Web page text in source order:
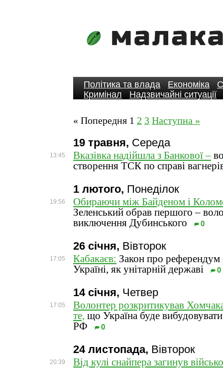
Політика та влада Економіка
Кримінал
Надзвичайні ситуації
« Попередня 1 2 3 Наступна »
19 травня, Середа
13:45 Вказівка надійшла з Банкової –
створення ТСК по справі
1 лютого, Понеділок
19:56
Обираючи між Байденом і
Зеленський обрав першого –
виключення Дубинського
0
26 січня, Вівторок
17:05 Кабакаєв: Закон про референдум
Україні, як унітарній державі
0
14 січня, Четвер
17:05
Волонтер розкритикував
те, що Україна буде
РФ
0
24 листопада, Вівторок
20:39 Від кулі снайпера загинув